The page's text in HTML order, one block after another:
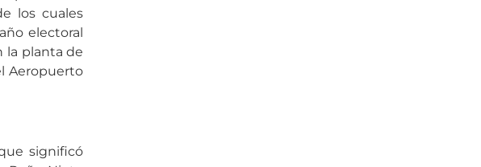
los cuales
electoral
la planta de
Aeropuerto
significó